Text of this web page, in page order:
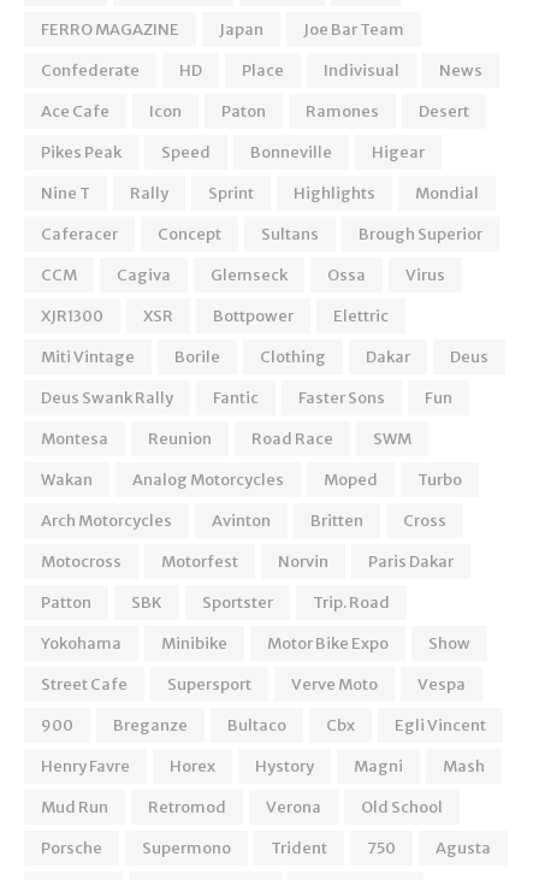
FERRO MAGAZINE
Japan
Joe Bar Team
Confederate
HD Place Indivisual
News
Ace Cafe
Icon Paton Ramones
Desert
Pikes Peak
Speed Bonneville
Higear
Nine T
Rally Sprint Highlights
Mondial
Caferacer
Concept Sultans
Brough Superior
CCM
Cagiva Glemseck Ossa
Virus
XJR1300
XSR Bottpower
Elettric
Miti Vintage
Borile Clothing Dakar
Deus
Deus Swank Rally
Fantic Faster Sons
Fun
Montesa
Reunion Road Race
SWM
Wakan
Analog Motorcycles Moped
Turbo
Arch Motorcycles
Avinton Britten
Cross
Motocross
Motorfest Norvin
Paris Dakar
Patton
SBK Sportster
Trip. Road
Yokohama
Minibike Motor Bike Expo
Show
Street Cafe
Supersport Verve Moto
Vespa
900
Breganze Bultaco Cbx
Egli Vincent
Henry Favre
Horex Hystory Magni
Mash
Mud Run
Retromod Verona
Old School
Porsche
Supermono Trident 750
Agusta